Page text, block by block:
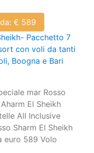
€ 589
Pacchetto 7
con voli da tanti
Boogna e Bari
mar Rosso
El Sheikh
All Inclusive
Sharm El Sheikh
589 Volo